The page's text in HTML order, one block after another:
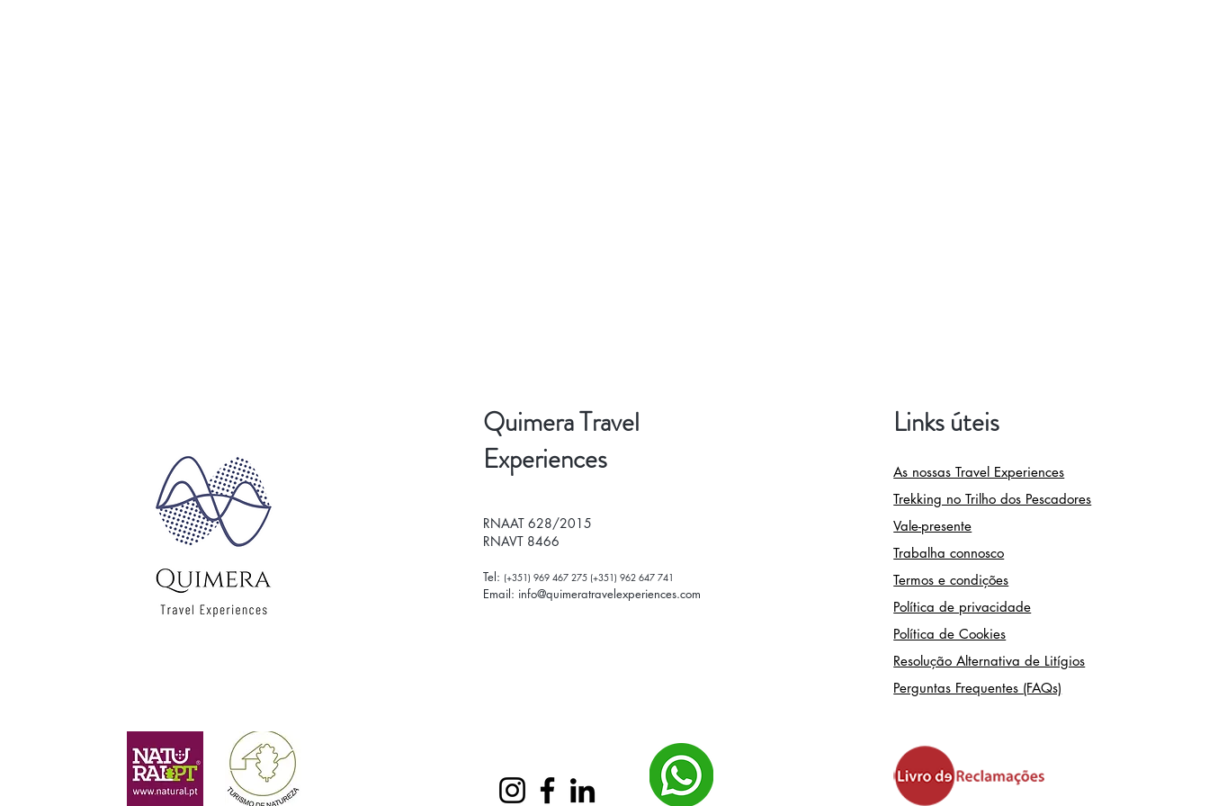
Quimera Travel
Experiences
RNAAT 628/2015
RNAVT 8466
Tel: (+351) 969 467 275 (+351) 962 647 741
Email: info@quimeratravelexperiences.com
Links úteis
As nossas Travel Experiences
Trekking no Trilho dos Pescadores
Vale-presente
Trabalha connosco
Termos e condições
Política de privacidade
Política de Cookies
Resolução Alternativa de Litígios
Perguntas Frequentes (FAQs)